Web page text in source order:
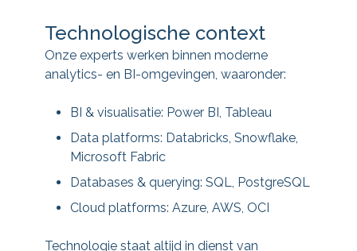
Technologische context
Onze experts werken binnen moderne
analytics- en BI-omgevingen, waaronder:
BI & visualisatie: Power BI, Tableau
Data platforms: Databricks, Snowflake,
Microsoft Fabric
Databases & querying: SQL, PostgreSQL
Cloud platforms: Azure, AWS, OCI
Technologie staat altijd in dienst van